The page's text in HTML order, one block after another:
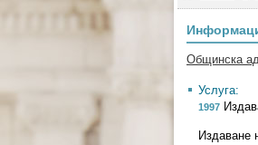
Общинска
Услуга:
1997
Издаване